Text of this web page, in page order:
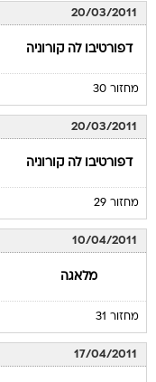
20/03/2011
דפורטיבו לה קורוניה
מחזור 30
20/03/2011
דפורטיבו לה קורוניה
מחזור 29
10/04/2011
מלאגה
מחזור 31
17/04/2011